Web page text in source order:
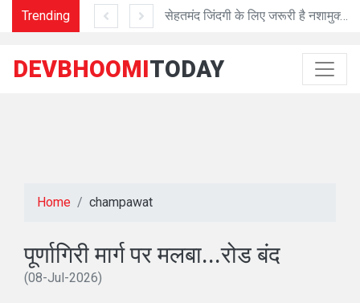
Trending
DFO सेहतमंद जिंदगी के लिए जरूरी है नशामुक्त जिंदगीCMSD से 8 दवाओं के
DEVBHOOMITODAY
Home champawat
पूर्णागिरी मार्ग पर मलबा...रोड बंद
(08-Jul-2026)